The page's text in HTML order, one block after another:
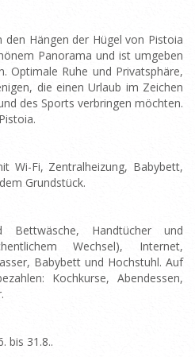
Hängen der Hügel von Pistoia
Panorama und ist umgeben
Optimale Ruhe und Privatsphäre,
die einen Urlaub im Zeichen
des Sports verbringen möchten.
Wi-Fi, Zentralheizung, Babybett,
Grundstück.
Handtücher und
Wechsel), Internet,
Babybett und Hochstuhl. Auf
Kochkurse, Abendessen,
bis 31.8..